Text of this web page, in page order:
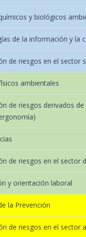
y biológicos
de la información y la
de riesgos en el sector
ambientales
de riesgos derivados
de riesgos en el sector
y orientación laboral
la Prevención
de riesgos en el sector